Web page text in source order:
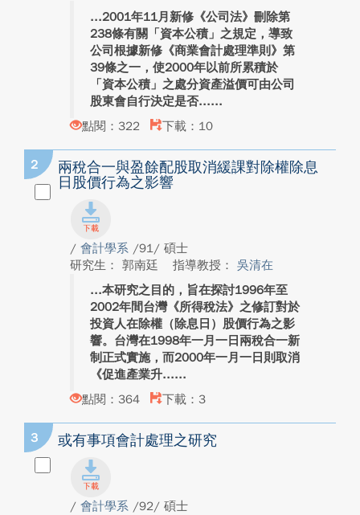
2001年11月新修《公司法》刪除第
238條有關「資本公積」之規定，導致
公司根據新修《商業會計處理準則》第
39條之一，使2000年以前所累積於
「資本公積」之處分資產溢價可由公司
股東會自行決定是否...
點閱：322
下載：10
2
兩稅合一與盈餘配股取消緩課對除權除息
日股價行為之影響
/ 會計學系 /91/ 碩士
研究生： 郭南廷
指導教授： 吳清在
本研究之目的，旨在探討1996年至
2002年間台灣《所得稅法》之修訂對於
投資人在除權（除息日）股價行為之影
響。台灣在1998年一月一日兩稅合一新
制正式實施，而2000年一月一日則取消
《促進產業升...
點閱：364
下載：3
3 或有事項會計處理之研究
/ 會計學系 /92/ 碩士